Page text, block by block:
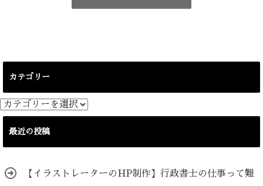
カテゴリー
カ
テ
最近の投稿
【イラストレーターのHP制作】行政書士の仕事って難